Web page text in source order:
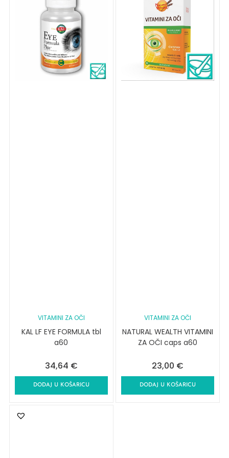
VITAMINI ZA OČI
KAL LF EYE FORMULA tbl
a60
34,64 €
DODAJ U KOŠARICU
VITAMINI ZA OČI
NATURAL WEALTH VITAMINI
ZA OČI caps a60
23,00 €
DODAJ U KOŠARICU